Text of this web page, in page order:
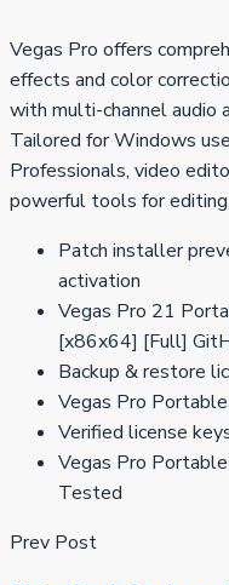
Vegas Pro offers
effects and color
with multi-channel audio
Tailored for Windows
Professionals, video
powerful tools for
Patch installer
activation
Vegas Pro 21
[x86x64] [Full]
Backup & restore
Vegas Pro
Verified license
Vegas Pro
Tested
Prev Post